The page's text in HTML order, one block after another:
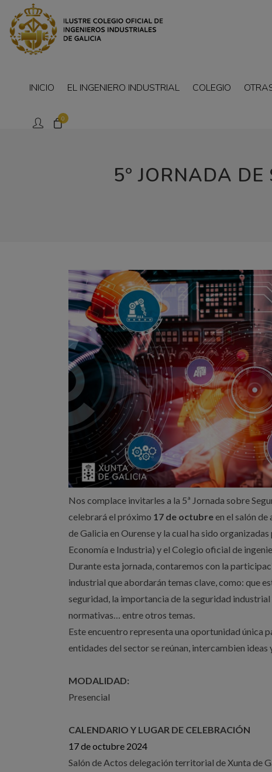
0
INICIO EL INGENIERO INDUSTRIAL COLEGIO
5º JORNADA
Nos complace invitarles a la 5ª Jornada sobre
celebrará el próximo 17 de octubreen el salón
de Galicia en Ourense y la cual ha sido
Economía e Industria) y el Colegio oficial de
Durante esta jornada, contaremos con la
industrial que abordarán temas clave, como: que
seguridad, la importancia de la seguridad
normativas… entre otros temas.
Este encuentro representa una oportunidad única
entidades del sector se reúnan, intercambien
MODALIDAD:
Presencial
CALENDARIO Y LUGAR DE CELEBRACIÓN
17 de octubre 2024
Salón de Actos delegación territorial de Xunta de